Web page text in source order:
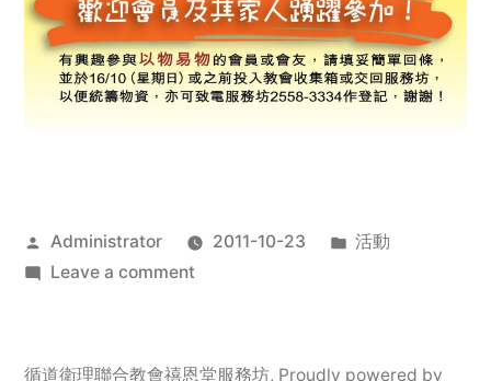
Posted
by
Administrator 2011-10-23
Posted
活動
Leave a commenton
服
循道衛理聯合教會禧恩堂服務坊, Proudly powered by